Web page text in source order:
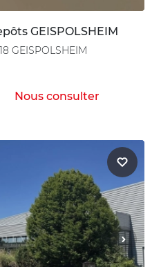
GEISPOLSHEIM
GEISPOLSHEIM
Nous consulter